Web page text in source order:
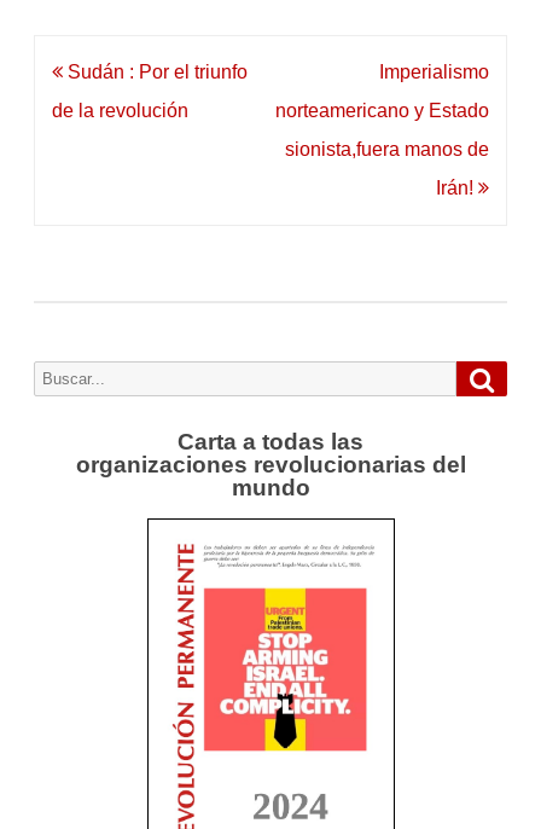
Navegación
de
Sudán : Por el triunfo
de la revolución
Imperialismo
norteamericano y Estado
sionista,fuera manos de
Irán!
Buscar
Carta a todas las
organizaciones revolucionarias del
mundo